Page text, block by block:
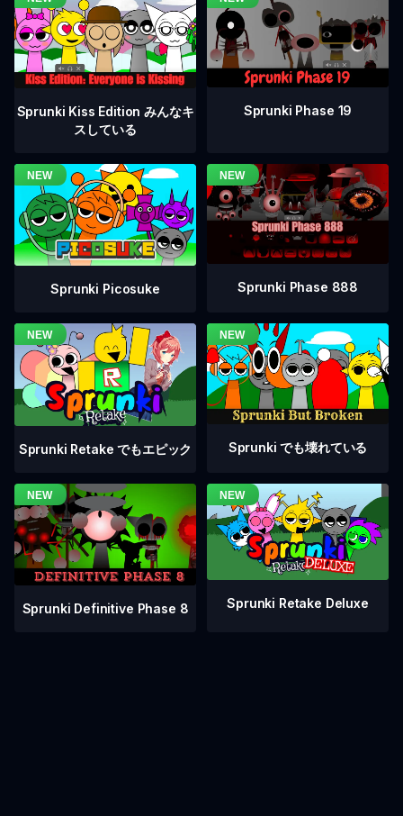
Sprunki Kiss Edition みんなキ
スしている
Sprunki Phase 19
Sprunki Picosuke Sprunki Phase 888
Sprunki Retake でもエピック Sprunki でも壊れている
Sprunki Definitive Phase 8 Sprunki Retake Deluxe